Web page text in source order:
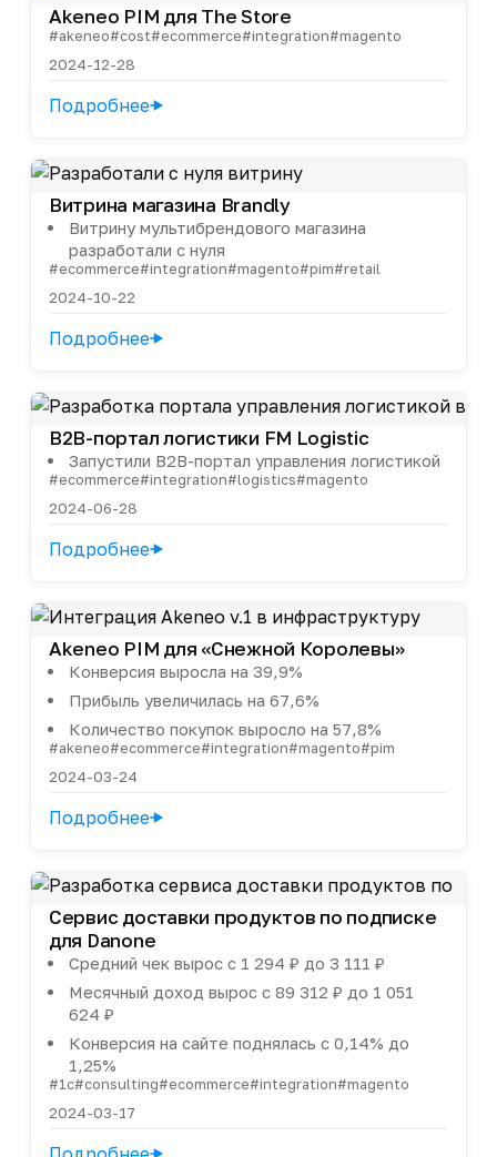
Akeneo PIM для The Store
#akeneo#cost#ecommerce#integration#magento
2024-12-28
Подробнее
Витрина магазина Brandly
Витрину мультибрендового магазина
разработали с нуля
#ecommerce#integration#magento#pim#retail
2024-10-22
Подробнее
B2B-портал логистики FM Logistic
Запустили B2B-портал управления логистикой
#ecommerce#integration#logistics#magento
2024-06-28
Подробнее
Akeneo PIM для «Снежной Королевы»
Конверсия выросла на 39,9%
Прибыль увеличилась на 67,6%
Количество покупок выросло на 57,8%
#akeneo#ecommerce#integration#magento#pim
2024-03-24
Подробнее
Сервис доставки продуктов по подписке
для Danone
Средний чек вырос с 1 294 ₽ до 3 111 ₽
Месячный доход вырос с 89 312 ₽ до 1 051
624 ₽
Конверсия на сайте поднялась с 0,14% до
1,25%
#1c#consulting#ecommerce#integration#magento
2024-03-17